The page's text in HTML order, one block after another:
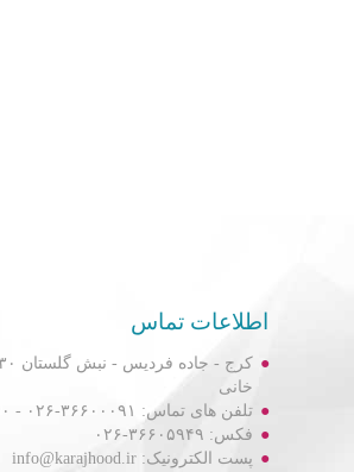
اطلاعات تماس
خانی
تلفن های تماس: ۳۶۶۰۰۰۹۱-۰۲۶ - ۳۶۶۰۲۷۴۰-۰۲۶
فکس: ۳۶۶۰۵۹۴۹-۰۲۶
پست الکترونیک: info@karajhood.ir